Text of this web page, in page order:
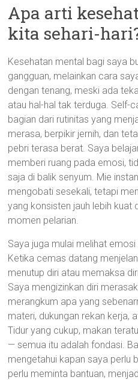
Apa arti
kita sehari-
Kesehatan mental bagi saya
gangguan, melainkan cara
dengan tenang, meski ada
atau hal-hal tak terduga. Self-
bagian dari rutinitas yang
merasa, berpikir jernih, dan
pebri terasa berat. Saya
memberi ruang pada emosi,
saja di balik senyum. Mie
mengobati sesekali, tetapi
yang konsisten jauh lebih
momen pelarian.
Saya juga mulai melihat
Ketika cemas datang
menutup diri atau memaksa
Saya mengizinkan diri
merangkum apa yang
materi, dukungan rekan kerja,
Tidur yang cukup, makan
— semua itu adalah fondasi.
mengetahui kapan saya perlu
perlu meminta bantuan,